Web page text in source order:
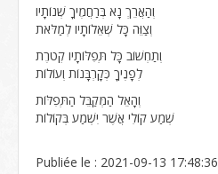
וְהַאֲרֵךְ נָא בְּרַחֲמֶיךָ שְׁנוֹתָיו
וְצַוֵּה כָּל שְׁאֵלוֹתָיו לְמַלֹּאת
וְתַחְשׁוֹב כָּל תְּפִלּוֹתָיו קְטֹרֶת
לְפָנֶיךָ כְּקָרְבָּנוֹת וְעוֹלוֹת
וְהָאֵל הַמְּקַבֵּל הַתְּפִלּוֹת
שְׁמַע קוֹלִי אֲשֶׁר יִשְׁמַע בְּקוֹלוֹת
Publiée le : 2021-09-13 17:48:36